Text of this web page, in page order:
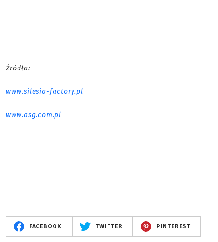
Źródła:
www.silesia-factory.pl
www.asg.com.pl
FACEBOOK TWITTER PINTEREST